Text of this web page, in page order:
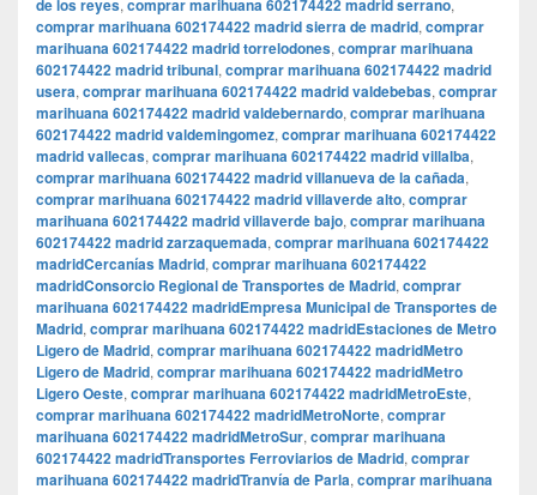
de los reyes, comprar marihuana 602174422 madrid serrano,
comprar marihuana 602174422 madrid sierra de madrid, comprar
marihuana 602174422 madrid torrelodones, comprar marihuana
602174422 madrid tribunal, comprar marihuana 602174422 madrid
usera, comprar marihuana 602174422 madrid valdebebas, comprar
marihuana 602174422 madrid valdebernardo, comprar marihuana
602174422 madrid valdemingomez, comprar marihuana 602174422
madrid vallecas, comprar marihuana 602174422 madrid villalba,
comprar marihuana 602174422 madrid villanueva de la cañada,
comprar marihuana 602174422 madrid villaverde alto, comprar
marihuana 602174422 madrid villaverde bajo, comprar marihuana
602174422 madrid zarzaquemada, comprar marihuana 602174422
madridCercanías Madrid, comprar marihuana 602174422
madridConsorcio Regional de Transportes de Madrid, comprar
marihuana 602174422 madridEmpresa Municipal de Transportes de
Madrid, comprar marihuana 602174422 madridEstaciones de Metro
Ligero de Madrid, comprar marihuana 602174422 madridMetro
Ligero de Madrid, comprar marihuana 602174422 madridMetro
Ligero Oeste, comprar marihuana 602174422 madridMetroEste,
comprar marihuana 602174422 madridMetroNorte, comprar
marihuana 602174422 madridMetroSur, comprar marihuana
602174422 madridTransportes Ferroviarios de Madrid, comprar
marihuana 602174422 madridTranvía de Parla, comprar marihuana